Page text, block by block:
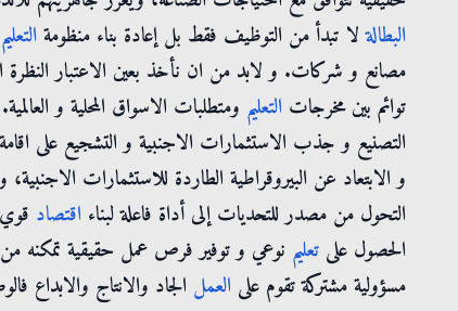
البطالةلا تبدأ من التوظيف فقط بل إعادة بناء منظومة التعليم
مصانع و شركات. و لابد من ان نأخذ بعين الاعتبار النظرة
توائم بين مخرجات التعليم ومتطلبات الاسواق المحلية و
التصنيع و جذب الاستثمارات الاجنبية و التشجيع على
و الابتعاد عن البيروقراطية الطاردة للاستثمارات
التحول من مصدر للتحديات إلى أداة فاعلة لبناء اقتصاد
الحصول على تعليم نوعي و توفير فرص عمل حقيقية تمكنه من
مسؤولية مشتركة تقوم على العمل الجاد والانتاج والابداع